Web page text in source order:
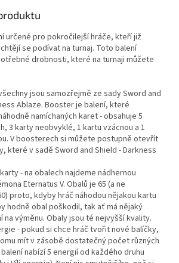
určené pro pokročilejší hráče, kteří již
se podívat na turnaj. Toto balení
drobnosti, které na turnaji můžete
jsou samozřejmě ze sady Sword and
Ablaze. Booster je balení, které
namíchaných karet - obsahuje 5
3 karty neobvyklé, 1 kartu vzácnou a 1
V boosterech si můžete postupně otevřít
které v sadě Sword and Shield - Darkness
- na obalech najdeme nádhernou
Eternatus V. Obalů je 65 (a ne
proto, kdyby hráč náhodou nějakou kartu
hodně obal poškodil, tak ať má nějaký
na výměnu. Obaly jsou té nejvyšší kvality.
- pokud si chce hráč tvořit nové balíčky,
mít v zásobě dostatečný počet různých
nabízí 5 energií od každého druhu